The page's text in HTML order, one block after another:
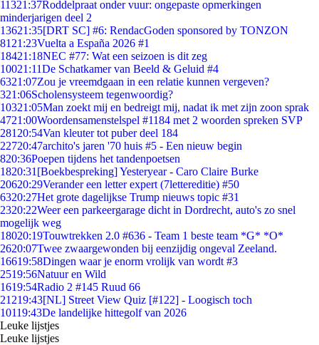
11321:37Roddelpraat onder vuur: ongepaste opmerkingen
minderjarigen deel 2
13621:35[DRT SC] #6: RendacGoden sponsored by TONZON
81 21:23Vuelta a España 2026 #1
18421:18NEC #77: Wat een seizoen is dit zeg
10021:11De Schatkamer van Beeld & Geluid #4
6321:07Zou je vreemdgaan in een relatie kunnen vergeven?
321:06Scholensysteem tegenwoordig?
10321:05Man zoekt mij en bedreigt mij, nadat ik met zijn zoon sprak
4721:00Woordensamenstelspel #1184 met 2 woorden spreken SVP
281 20:54Van kleuter tot puber deel 184
22720:47archito's jaren '70 huis #5 - Een nieuw begin
820:36Poepen tijdens het tandenpoetsen
1820:31 [Boekbespreking] Yesteryear - Caro Claire Burke
20620:29Verander een letter expert (7lettereditie) #50
6320:27Het grote dagelijkse Trump nieuws topic #31
2320:22Weer een parkeergarage dicht in Dordrecht, auto's zo snel
mogelijk weg
18020:19Touwtrekken 2.0 #636 - Team 1 beste team *G* *O*
2620:07Twee zwaargewonden bij eenzijdig ongeval Zeeland.
16619:58Dingen waar je enorm vrolijk van wordt #3
2519:56Natuur en Wild
1619:54Radio 2 #145 Ruud 66
21219:43[NL] Street View Quiz [#122] - Loogisch toch
10119:43De landelijke hittegolf van 2026
Leuke lijstjes
Leuke lijstjes